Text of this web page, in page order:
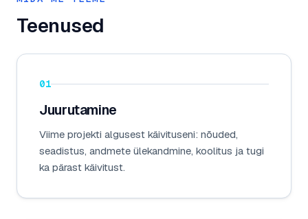
Teenused
01
Juurutamine
Viime projekti algusest käivituseni: nõuded,
seadistus, andmete ülekandmine, koolitus ja tugi
ka pärast käivitust.